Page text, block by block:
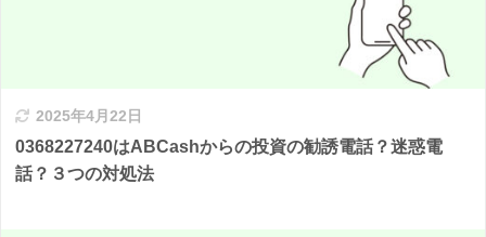
2025年4月22日
0368227240はABCashからの投資の勧誘電話？迷惑電
話？３つの対処法